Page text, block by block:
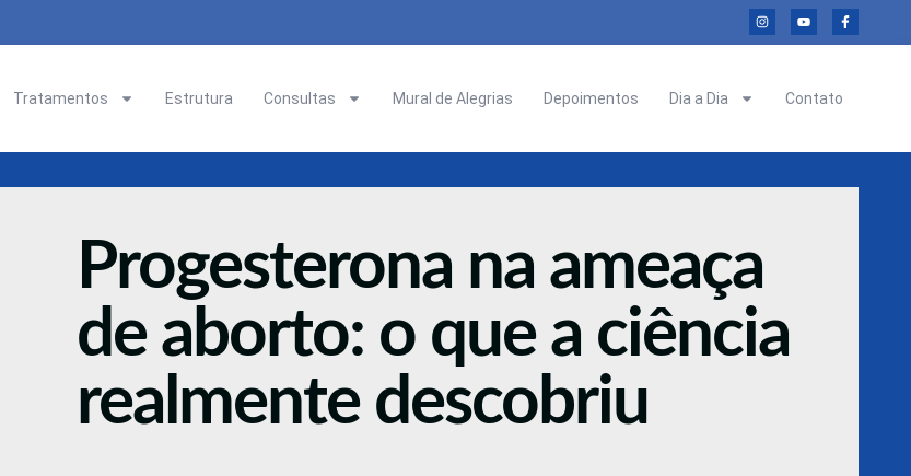
Tratamentos Estrutura Consultas Mural de Alegrias Depoimentos Dia a Dia Contato
Progesterona na ameaça
de aborto: o que a ciência
realmente descobriu